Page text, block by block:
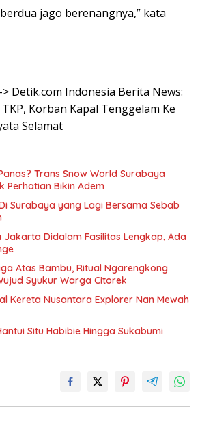
jago berenangnya,” kata
Detik.com Indonesia Berita News:
Korban Kapal Tenggelam Ke
Selamat
Trans Snow World Surabaya
Perhatian Bikin Adem
Surabaya yang Lagi Bersama Sebab
Jakarta Didalam Fasilitas Lengkap, Ada
Atas Bambu, Ritual Ngarengkong
Syukur Warga Citorek
Kereta Nusantara Explorer Nan Mewah
Situ Habibie Hingga Sukabumi